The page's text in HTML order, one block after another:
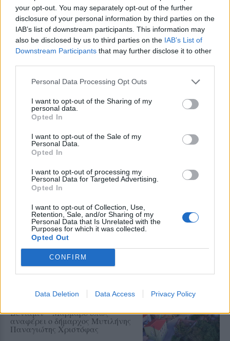
your opt-out. You may separately opt-out of the further
disclosure of your personal information by third parties on the
IAB’s list of downstream participants. This information may
also be disclosed by us to third parties on the IAB’s List of
Downstream Participants that may further disclose it to other
Personal Data Processing Opt Outs
I want to opt-out of the Sharing of my
personal data.
Opted In
I want to opt-out of the Sale of my
Personal Data.
Opted In
I want to opt-out of processing my
Personal Data for Targeted Advertising.
Opted In
I want to opt-out of Collection, Use,
Retention, Sale, and/or Sharing of my
Personal Data that Is Unrelated with the
Purposes for which it was collected.
Opted Out
CONFIRM
Data Deletion Data Access Privacy Policy
Με λαμπρότητα η Μεταμόρφωση
του Σωτήρος στον Κάτω Τρίτο
Πλήθος κόσμου συμμετείχε στο
διήμερο θρησκευτικών και
πολιτιστικών εκδηλώσεων του
Συλλόγου Πελοποννησίων Λέσβου
«Ο Μωριάς»
ΠΟΛΙΤΙΚΗ
στη συγκέντρωση για την
Παλαιστίνη
Η κινητοποίηση θα
πραγματοποιηθεί την Κυριακή στις
7.30 το απόγευμα μπροστά από το
κτίριο της Περιφέρειας Βορείου
Αιγαίου στη Μυτιλήνη
Η ΑΝΤΑΡΣΥΑ Λέσβου κατά της
Κάνει λόγο για επιβάρυνση των
εμποροϋπαλλήλων και ζητά
αυξήσεις μισθών και μείωση του
χρόνου εργασίας
ΧΩΡΙΑ
στο Μεγαλοχώρι
Βενιαμίν – Μάρμαρο όπως
αναφέρει ο δήμαρχος Μυτιλήνης
Παναγιώτης Χριστόφας